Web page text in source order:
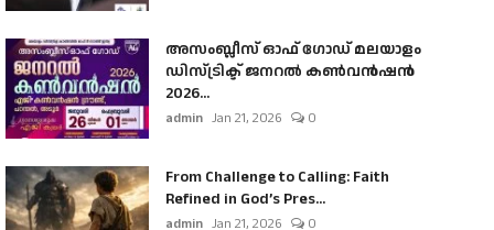
അസംബ്ലീസ് ഓഫ് ഗോഡ് മലയാളം
ഡിസ്ട്രിക്ട് ജനറൽ കൺവൻഷൻ
2026...
admin Jan 21, 2026 0
From Challenge to Calling: Faith
Refined in God’s Pres...
admin Jan 21, 2026 0